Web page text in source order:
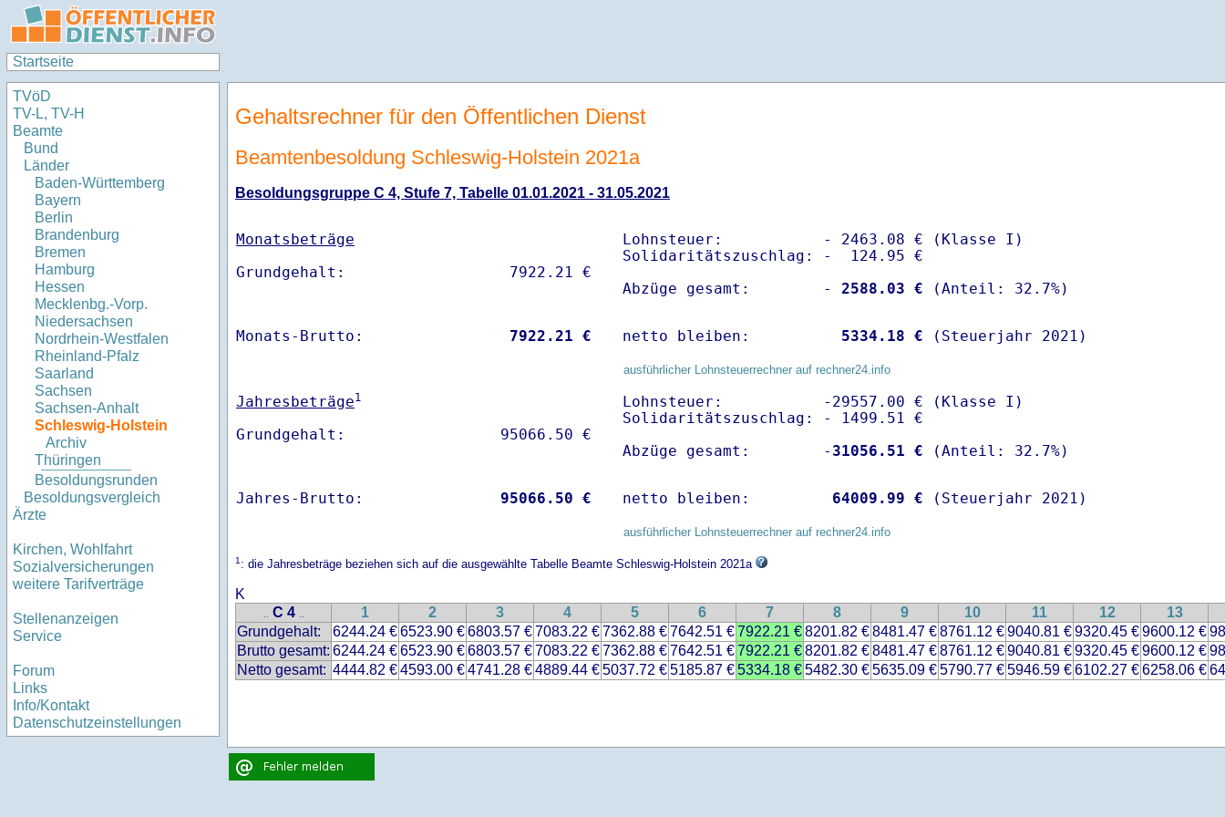
Startseite
TVöD
TV-L, TV-H
Beamte
Bund
Länder
Baden-Württemberg
Bayern
Berlin
Brandenburg
Bremen
Hamburg
Hessen
Mecklenbg.-Vorp.
Niedersachsen
Nordrhein-Westfalen
Rheinland-Pfalz
Saarland
Sachsen
Sachsen-Anhalt
Schleswig-Holstein
Archiv
Thüringen
Besoldungsrunden
Besoldungsvergleich
Ärzte
Kirchen, Wohlfahrt
Sozialversicherungen
weitere Tarifverträge
Stellenanzeigen
Service
Forum
Links
Info/Kontakt
Datenschutzeinstellungen
Gehaltsrechner für den Öffentlichen Dienst
Beamtenbesoldung Schleswig-Holstein 2021a
Besoldungsgruppe C 4, Stufe 7, Tabelle 01.01.2021 - 31.05.2021
Monatsbeträge
Lohnsteuer:           - 2463.08 € (Klasse I)
Solidaritätszuschlag: -  124.95 €
Abzüge gesamt:        -
2588.03 €
Monats-Brutto: 7922.21 € netto bleiben: 5334.18 € (Steuerjahr 2021)
ausführlicher Lohnsteuerrechner auf rechner24.info
Jahresbeträge1
Lohnsteuer:           -29557.00 € (Klasse I)
Solidaritätszuschlag: - 1499.51 €
Abzüge gesamt:        - 31056.51 €
Jahres-Brutto: 95066.50 € netto bleiben: 64009.99 € (Steuerjahr 2021)
ausführlicher Lohnsteuerrechner auf rechner24.info
1: die Jahresbeträge beziehen sich auf die ausgewählte Tabelle Beamte Schleswig-Holstein 2021a
K
.. C 4 .. 1 2 3 4 5 6 7 8 9 10 11 12
13
Grundgehalt:
6244.24 €6523.90 €6803.57 €7083.22 €7362.88 €7642.51 €7922.21 €8201.82 €8481.47 €8761.12 €9040.81 €9320.45 €9600.12 €
Brutto gesamt: 6244.24 €6523.90 €6803.57 €7083.22 €7362.88 €7642.51 €7922.21 €8201.82 €8481.47 €8761.12 €9040.81 €9320.45 €9600.12 €
Netto gesamt: 4444.82 €4593.00 €4741.28 €4889.44 €5037.72 €5185.87 €5334.18 €5482.30 €5635.09 €5790.77 €5946.59 €6102.27 €6258.06 €